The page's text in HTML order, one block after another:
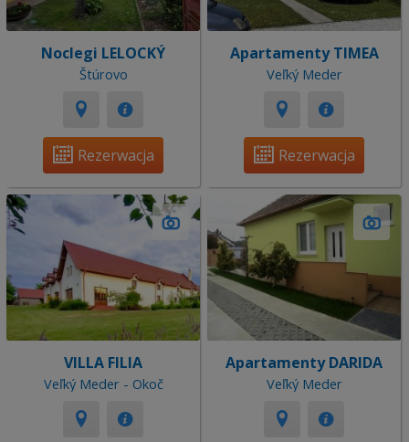
Noclegi LELOCKÝ
Štúrovo
Rezerwacja
Apartamenty TIMEA
Veľký Meder
Rezerwacja
VILLA FILIA
Veľký Meder - Okoč
Apartamenty DARIDA
Veľký Meder